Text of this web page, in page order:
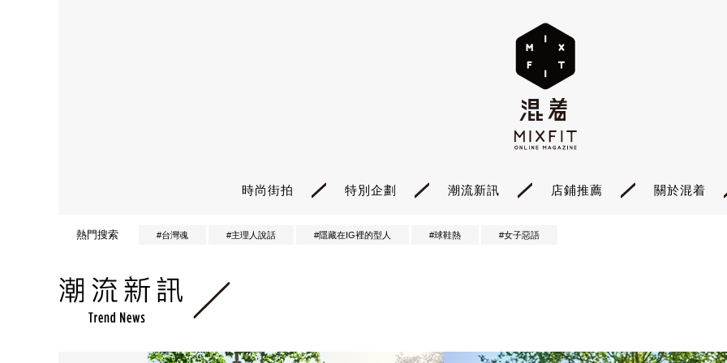
時尚街拍 特別企劃 潮流新訊 店鋪推薦 關於混着
熱門搜索 #台灣魂 #主理人說話 #隱藏在IG裡的型人 #球鞋熱 #女子惡語